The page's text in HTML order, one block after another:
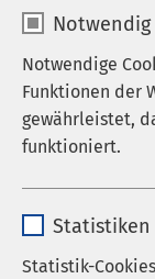
Notwendig
Notwendige
Funktionen der
gewährleistet,
funktioniert.
Anbieter
Statistiken
Statistik-
Anfahrt
Klinik
So